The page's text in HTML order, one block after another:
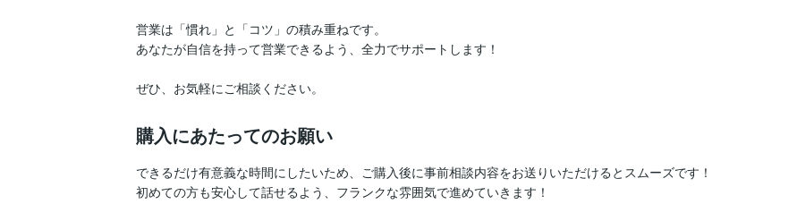
営業は「慣れ」と「コツ」の積み重ねです。
あなたが自信を持って営業できるよう、全力でサポートします！
ぜひ、お気軽にご相談ください。
購入にあたってのお願い
できるだけ有意義な時間にしたいため、ご購入後に事前相談内容をお送りいただけるとスムーズです！
初めての方も安心して話せるよう、フランクな雰囲気で進めていきます！